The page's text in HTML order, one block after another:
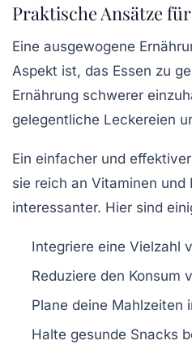
Praktische Ansätze
Eine ausgewogene
Aspekt ist, das Essen zu
Ernährung schwerer
gelegentliche Leckereien
Ein einfacher und
sie reich an Vitaminen und
interessanter. Hier sind
Integriere eine Vielzahl
Reduziere den Konsum
Plane deine Mahlzeiten
Halte gesunde Snacks